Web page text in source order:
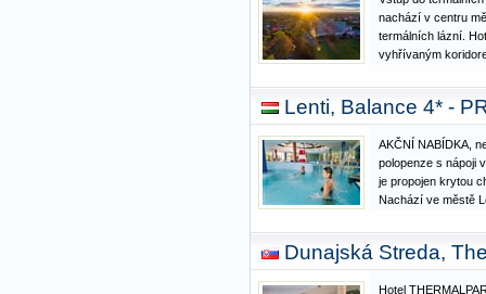
nachází v centru
termálních lázní.
vyhřívaným
diabetických a
lobby bar, sauna,…
Lenti, Balance 4* -
AKČNÍ NABÍDKA,
polopenze s nápoji
je propojen krytou
Nachází ve městě
slovinských,
Výlety: lesní
Dunajská Streda,
Hotel